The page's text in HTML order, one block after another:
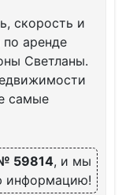
скорость и
аренде
Светланы.
самые
59814, и мы
информацию!